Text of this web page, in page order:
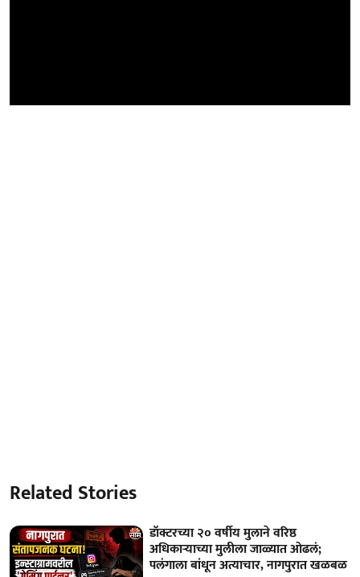
Related Stories
डॉक्टरच्या २० वर्षीय मुलाने वरिष्ठ
अधिकाऱ्याच्या मुलीला जाळ्यात ओढलं;
पलंगाला बांधून अत्याचार, नागपुरात खळबळ